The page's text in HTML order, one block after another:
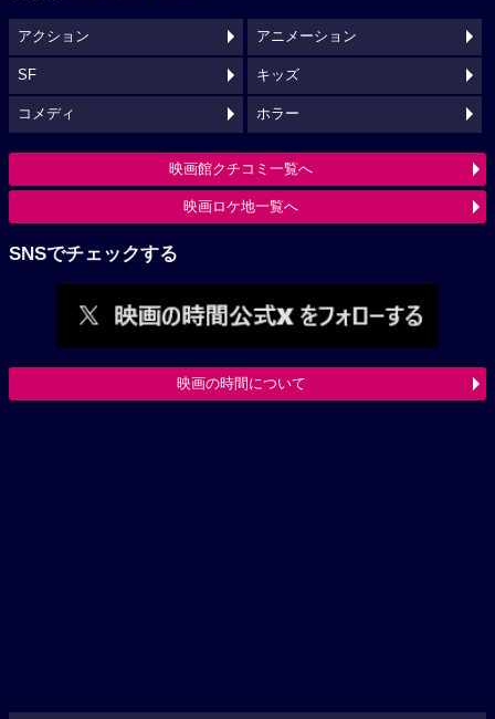
アクション アニメーション
SF キッズ
コメディ ホラー
映画館クチコミ一覧へ
映画ロケ地一覧へ
SNSでチェックする
映画の時間について